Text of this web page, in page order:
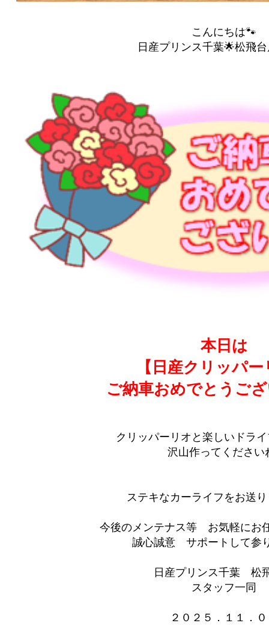
こんにちは🐾
日産プリンス千葉🌟松飛
本日は
【日産クリッパ
ご納車おめでとうご
クリッパーリオと楽しいドラ
沢山作ってください
ステキなカーライフをお送
今後のメンテナス等 お気軽にお
誠心誠意 サポートして参
日産プリンス千葉 松
スタッフ一同
２０２５．１１．